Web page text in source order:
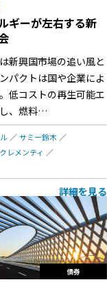
ギーが左右する新
新興国市場の追い風と
パクトは国や企業によ
低コストの再生可能エ
、燃料…
サミー鈴木
レメンティ
詳細を見る
債券